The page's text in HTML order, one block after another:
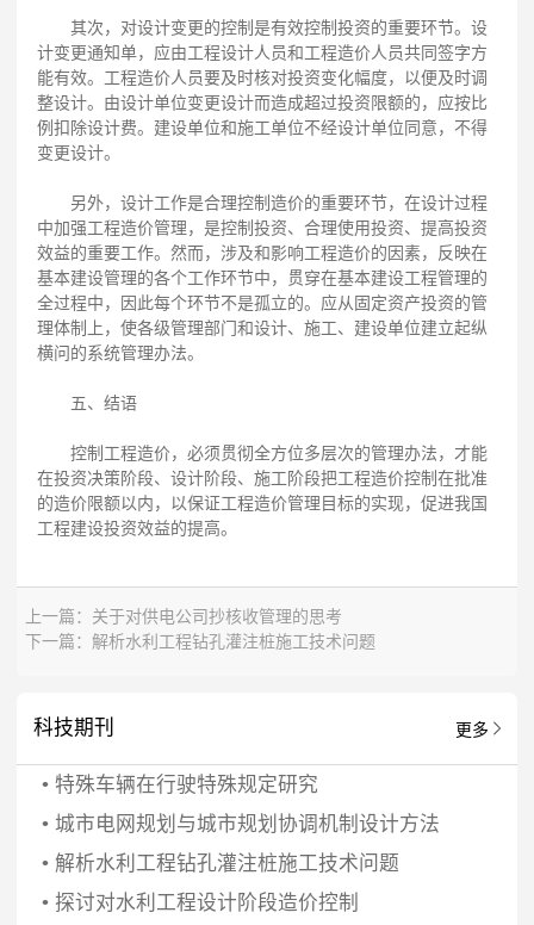
其次，对设计变更的控制是有效控制投资的重要环节。设
计变更通知单，应由工程设计人员和工程造价人员共同签字方
能有效。工程造价人员要及时核对投资变化幅度，以便及时调
整设计。由设计单位变更设计而造成超过投资限额的，应按比
例扣除设计费。建设单位和施工单位不经设计单位同意，不得
变更设计。
另外，设计工作是合理控制造价的重要环节，在设计过程
中加强工程造价管理，是控制投资、合理使用投资、提高投资
效益的重要工作。然而，涉及和影响工程造价的因素，反映在
基本建设管理的各个工作环节中，贯穿在基本建设工程管理的
全过程中，因此每个环节不是孤立的。应从固定资产投资的管
理体制上，使各级管理部门和设计、施工、建设单位建立起纵
横问的系统管理办法。
五、结语
控制工程造价，必须贯彻全方位多层次的管理办法，才能
在投资决策阶段、设计阶段、施工阶段把工程造价控制在批准
的造价限额以内，以保证工程造价管理目标的实现，促进我国
工程建设投资效益的提高。
上一篇： 关于对供电公司抄核收管理的思考
下一篇： 解析水利工程钻孔灌注桩施工技术问题
科技期刊 更多
• 特殊车辆在行驶特殊规定研究
• 城市电网规划与城市规划协调机制设计方法
• 解析水利工程钻孔灌注桩施工技术问题
• 探讨对水利工程设计阶段造价控制